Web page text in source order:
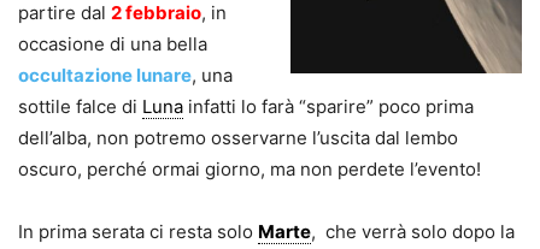
partire dal 2 febbraio, in
occasione di una bella
occultazione lunare, una
sottile falce di Luna infatti lo farà “sparire” poco prima
dell’alba, non potremo osservarne l’uscita dal lembo
oscuro, perché ormai giorno, ma non perdete l’evento!
In prima serata ci resta solo Marte, che verrà solo dopo la